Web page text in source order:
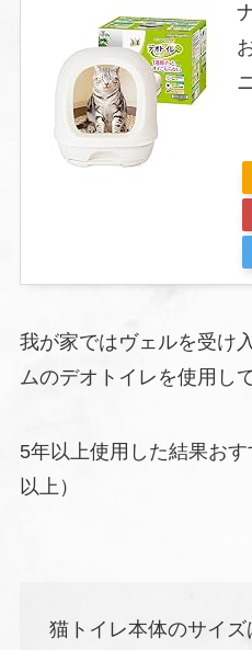
我が家ではヴェルを受け
ムのデオトイレを使用し
5年以上使用した結果お
以上）
猫トイレ本体のサイズ